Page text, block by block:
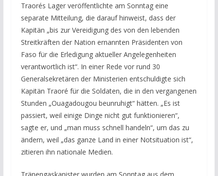
Traorés Lager veröffentlichte am Sonntag eine
separate Mitteilung, die darauf hinweist, dass der
Kapitän „bis zur Vereidigung des von den lebenden
Streitkräften der Nation ernannten Präsidenten von
Faso für die Erledigung aktueller Angelegenheiten
verantwortlich ist“. In einer Rede vor rund 30
Generalsekretären der Ministerien entschuldigte sich
Kapitän Traoré für die Soldaten, die in den vergangenen
Stunden „Ouagadougou beunruhigt“ hätten. „Es ist
passiert, weil einige Dinge nicht gut funktionieren“,
sagte er, und „man muss schnell handeln“, um das zu
ändern, weil „das ganze Land in einer Notsituation ist“,
zitieren ihn nationale Medien.